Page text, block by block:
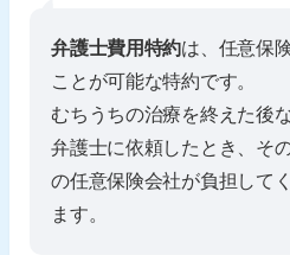
弁護士費用特約は、任意保
ことが可能な特約です。
むちうちの治療を終えた後
弁護士に依頼したとき、そ
の任意保険会社が負担して
ます。